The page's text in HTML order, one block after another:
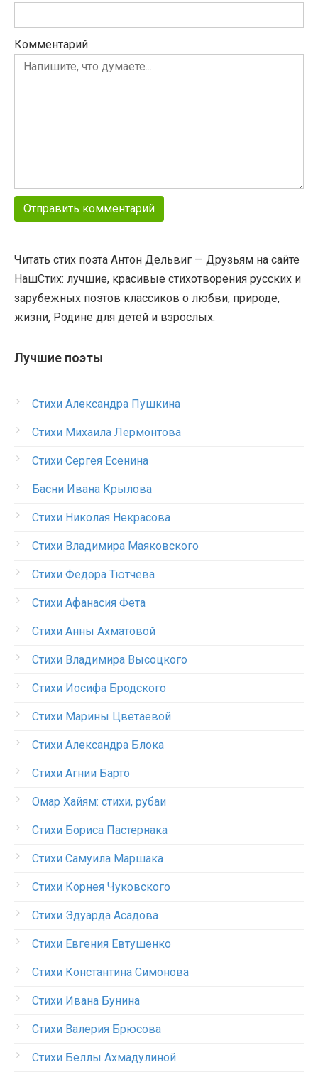
Комментарий
Читать стих поэта Антон Дельвиг — Друзьям на сайте
НашСтих: лучшие, красивые стихотворения русских и
зарубежных поэтов классиков о любви, природе,
жизни, Родине для детей и взрослых.
Лучшие поэты
Стихи Александра Пушкина
Стихи Михаила Лермонтова
Стихи Сергея Есенина
Басни Ивана Крылова
Стихи Николая Некрасова
Стихи Владимира Маяковского
Стихи Федора Тютчева
Стихи Афанасия Фета
Стихи Анны Ахматовой
Стихи Владимира Высоцкого
Стихи Иосифа Бродского
Стихи Марины Цветаевой
Стихи Александра Блока
Стихи Агнии Барто
Омар Хайям: стихи, рубаи
Стихи Бориса Пастернака
Стихи Самуила Маршака
Стихи Корнея Чуковского
Стихи Эдуарда Асадова
Стихи Евгения Евтушенко
Стихи Константина Симонова
Стихи Ивана Бунина
Стихи Валерия Брюсова
Стихи Беллы Ахмадулиной